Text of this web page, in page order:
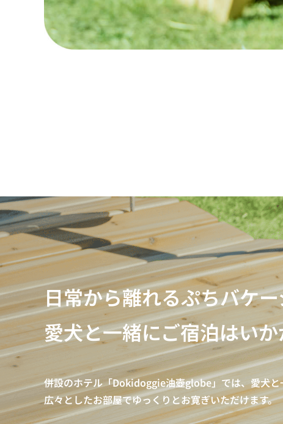
日常から離れるぷちバケ
愛犬と一緒にご宿泊はい
併設のホテル「Dokidoggie油壺globe」では、愛犬と
広々としたお部屋でゆっくりとお寛ぎいただけます。